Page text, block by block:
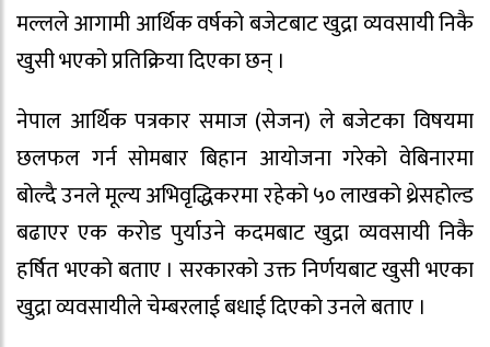
मल्लले आगामी आर्थिक वर्षको बजेटबाट खुद्रा व्यवसायी निकै
खुसी भएको प्रतिक्रिया दिएका छन् ।
नेपाल आर्थिक पत्रकार समाज (सेजन) ले बजेटका विषयमा
छलफल गर्न सोमबार बिहान आयोजना गरेको वेबिनारमा
बोल्दै उनले मूल्य अभिवृद्धिकरमा रहेको ५० लाखको थ्रेसहोल्ड
बढाएर एक करोड पुर्याउने कदमबाट खुद्रा व्यवसायी निकै
हर्षित भएको बताए । सरकारको उक्त निर्णयबाट खुसी भएका
खुद्रा व्यवसायीले चेम्बरलाई बधाई दिएको उनले बताए ।